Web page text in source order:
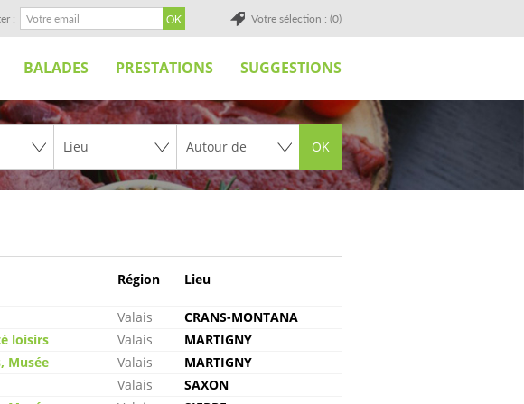
Votre sélection : (0)
:
BALADES PRESTATIONS SUGGESTIONS
OK
Région Lieu
Valais CRANS-MONTANA
loisirs Valais MARTIGNY
Musée Valais MARTIGNY
Valais SAXON